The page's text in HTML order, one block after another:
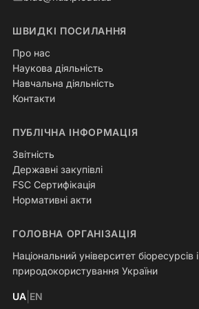
ШВИДКІ ПОСИЛАННЯ
Про нас
Наукова діяльність
Навчальна діяльність
Контакти
ПУБЛІЧНА ІНФОРМАЦІЯ
Звітність
Державні закупівлі
FSC Сертифікація
Нормативні акти
ГОЛОВНА ОРГАНІЗАЦІЯ
Національний університет біоресурсів і
природокористування України
UA EN